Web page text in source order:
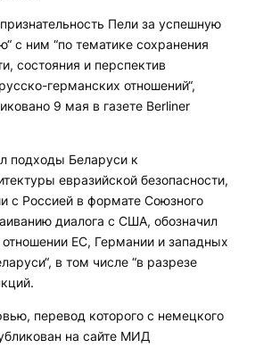
Пели за успешную
с ним “по тематике сохранения
состояния и перспектив
германских отношений“,
9 мая в газете Berliner
подходы Беларуси к
евразийской безопасности,
с Россией в формате Союзного
диалога с США, обозначил
ЕС, Германии и западных
в том числе “в разрезе
перевод которого с немецкого
на сайте МИД